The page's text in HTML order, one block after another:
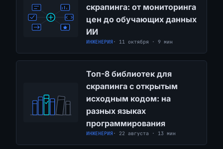
скрапинга: от мониторинга
цен до обучающих данных
ИИ
ИНЖЕНЕРИЯ · 11 октября · 9 мин
Топ-8 библиотек для
скрапинга с открытым
исходным кодом: на
разных языках
программирования
ИНЖЕНЕРИЯ · 22 августа · 13 мин